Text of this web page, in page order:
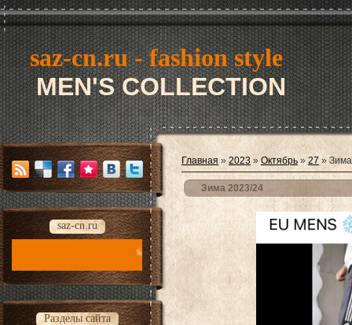
saz-cn.ru - fashion style
MEN'S COLLECTION
saz-cn.ru
saz-cn.ru - fashion style new collection 2026
Разделы сайта
Главная » 2023 » Октябрь » 27 »
Зима 2023/24